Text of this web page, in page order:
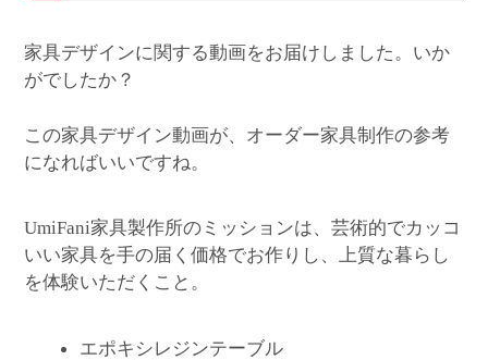
家具デザインに関する動画をお届けしました。いか
がでしたか？
この家具デザイン動画が、オーダー家具制作の参考
になればいいですね。
UmiFani家具製作所のミッションは、芸術的でカッコ
いい家具を手の届く価格でお作りし、上質な暮らし
を体験いただくこと。
エポキシレジンテーブル